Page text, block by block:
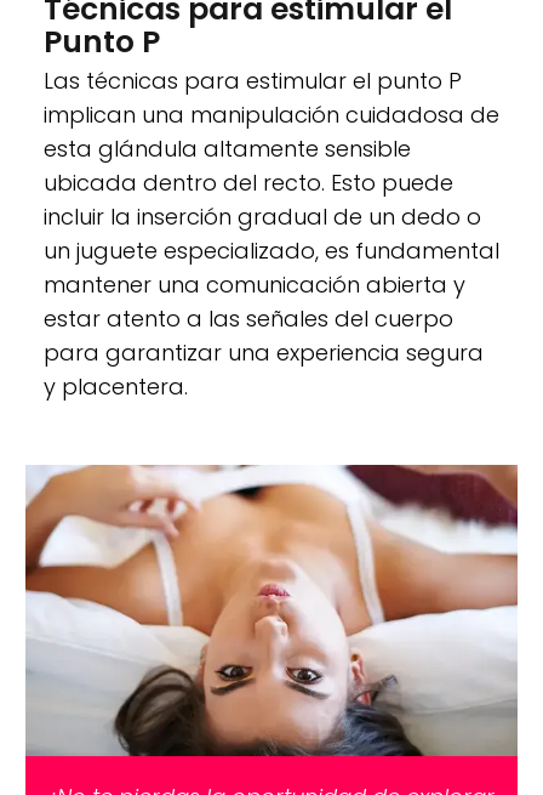
Técnicas para estimular el
Punto P
Las técnicas para estimular el punto P
implican una manipulación cuidadosa de
esta glándula altamente sensible
ubicada dentro del recto. Esto puede
incluir la inserción gradual de un dedo o
un juguete especializado, es fundamental
mantener una comunicación abierta y
estar atento a las señales del cuerpo
para garantizar una experiencia segura
y placentera.